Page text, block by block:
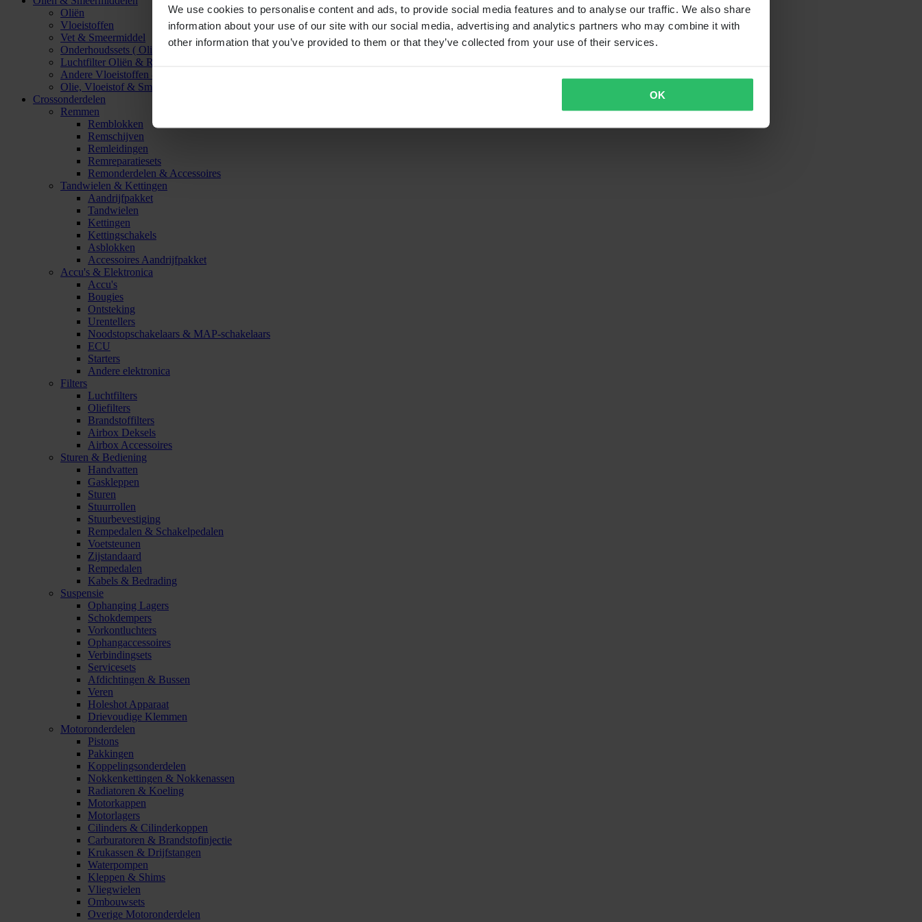
We use cookies to personalise content and ads, to provide social media features and to analyse our traffic. We also share
information about your use of our site with our social media, advertising and analytics partners who may combine it with
other information that you’ve provided to them or that they’ve collected from your use of their services.
OK
Oliën
Vloeistoffen
Vet & Smeermiddel
Onderhoudssets ( Olie & Filter)
Luchtfilter Oliën & Reinigers
Andere Vloeistoffen & Smeermiddelen
Olie, Vloeistof & Smeermiddel Accessoires
Crossonderdelen
Remmen
Remblokken
Remschijven
Remleidingen
Remreparatiesets
Remonderdelen & Accessoires
Tandwielen & Kettingen
Aandrijfpakket
Tandwielen
Kettingen
Kettingschakels
Asblokken
Accessoires Aandrijfpakket
Accu's & Elektronica
Accu's
Bougies
Ontsteking
Urentellers
Noodstopschakelaars & MAP-schakelaars
ECU
Starters
Andere elektronica
Filters
Luchtfilters
Oliefilters
Brandstoffilters
Airbox Deksels
Airbox Accessoires
Sturen & Bediening
Handvatten
Gaskleppen
Sturen
Stuurrollen
Stuurbevestiging
Rempedalen & Schakelpedalen
Voetsteunen
Zijstandaard
Rempedalen
Kabels & Bedrading
Suspensie
Ophanging Lagers
Schokdempers
Vorkontluchters
Ophangaccessoires
Verbindingsets
Servicesets
Afdichtingen & Bussen
Veren
Holeshot Apparaat
Drievoudige Klemmen
Motoronderdelen
Pistons
Pakkingen
Koppelingsonderdelen
Nokkenkettingen & Nokkenassen
Radiatoren & Koeling
Motorkappen
Motorlagers
Cilinders & Cilinderkoppen
Carburatoren & Brandstofinjectie
Krukassen & Drijfstangen
Waterpompen
Kleppen & Shims
Vliegwielen
Ombouwsets
Overige Motoronderdelen